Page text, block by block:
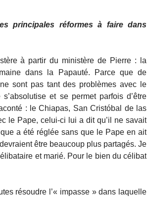
principales réformes à faire dans
à partir du ministère de Pierre : la
dans la Papauté. Parce que de
sont pas tant des problèmes avec le
et se permet parfois d’être
: le Chiapas, San Cristóbal de las
le Pape, celui-ci lui a dit qu’il ne savait
a été réglée sans que le Pape en ait
être beaucoup plus partagés. Je
et marié. Pour le bien du célibat
résoudre l’« impasse » dans laquelle